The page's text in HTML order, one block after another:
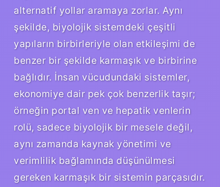
alternatif yollar aramaya zorlar. Aynı
şekilde, biyolojik sistemdeki çeşitli
yapıların birbirleriyle olan etkileşimi de
benzer bir şekilde karmaşık ve birbirine
bağlıdır. İnsan vücudundaki sistemler,
ekonomiye dair pek çok benzerlik taşır;
örneğin portal ven ve hepatik venlerin
rolü, sadece biyolojik bir mesele değil,
aynı zamanda kaynak yönetimi ve
verimlilik bağlamında düşünülmesi
gereken karmaşık bir sistemin parçasıdır.